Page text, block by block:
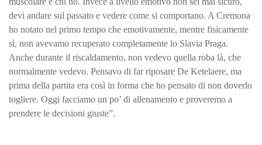
devi andare sul passato e vedere come si comportano. A Cremona
ho notato nel primo tempo che emotivamente, mentre fisicamente
sì, non avevamo recuperato completamente lo Slavia Praga.
Anche durante il riscaldamento, non vedevo quella roba là, che
normalmente vedevo. Pensavo di far riposare De Ketelaere, ma
prima della partita era così in forma che ho pensato di non doverlo
togliere. Oggi facciamo un po’ di allenamento e proveremo a
prendere le decisioni giuste”.